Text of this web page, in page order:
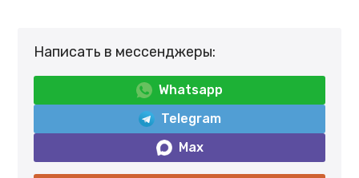
Написать в мессенджеры:
Whatsapp
Telegram
Max